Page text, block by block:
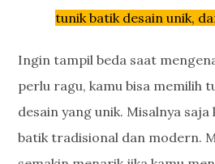
tunik batik desain unik,
Ingin tampil beda saat
perlu ragu, kamu bisa memilih
desain yang unik. Misalnya
batik tradisional dan modern.